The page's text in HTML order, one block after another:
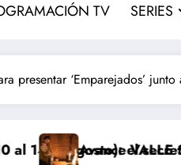
TV SERIES
presentar ‘Emparejados’ junto
el secreto de Tasio sale a
VALLE SALVAJE (10